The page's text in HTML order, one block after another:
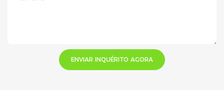
ENVIAR INQUÉRITO AGORA